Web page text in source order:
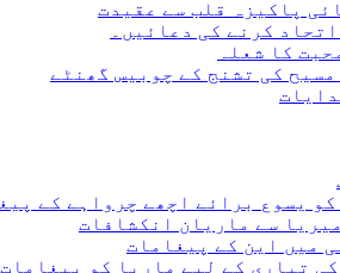
پاکیزہ قلب سے عقیدت
کرنے کی دعائیں۔
کا شعلہ
مسیح کی تشنج کے چوبیس گھنٹے
یسوع برائے اچھے چرواہے کے
سے ماریان انکشافات
میں این کے پیغامات
تیاری کے لیے ماریا کو پیغامات